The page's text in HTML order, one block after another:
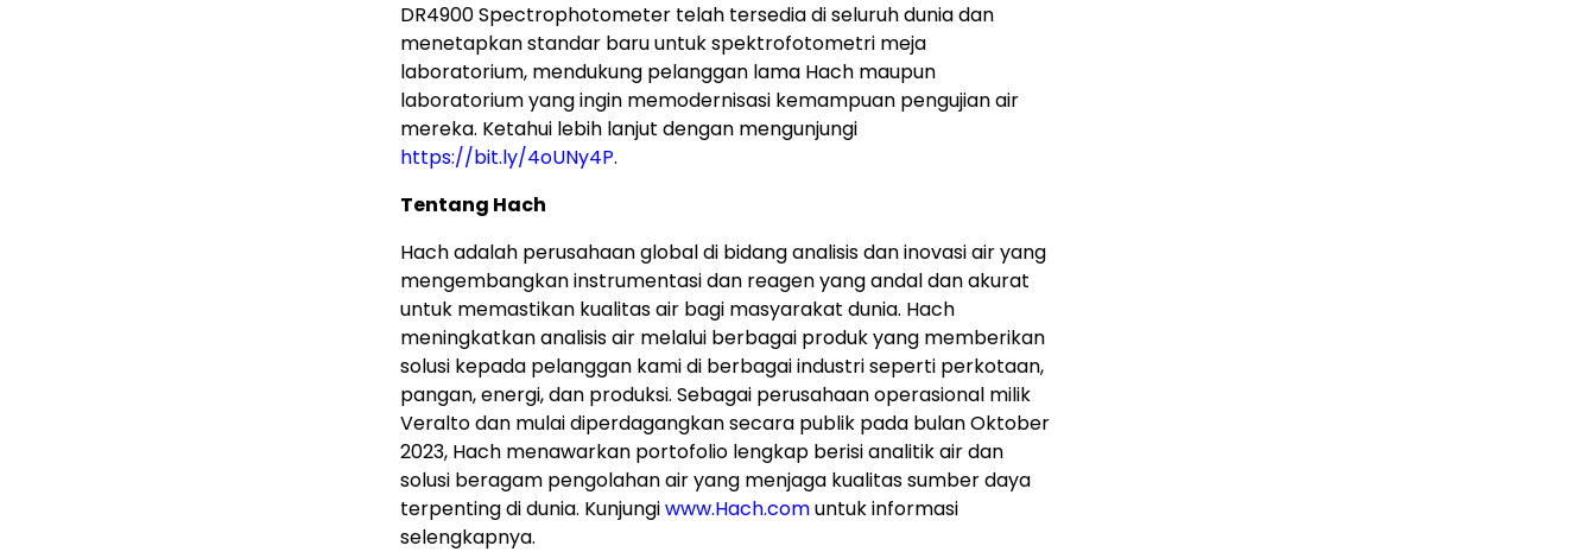
DR4900 Spectrophotometer telah tersedia di seluruh dunia dan
menetapkan standar baru untuk spektrofotometri meja
laboratorium, mendukung pelanggan lama Hach maupun
laboratorium yang ingin memodernisasi kemampuan pengujian air
mereka. Ketahui lebih lanjut dengan mengunjungi
https://bit.ly/4oUNy4P.
Tentang Hach
Hach adalah perusahaan global di bidang analisis dan inovasi air yang
mengembangkan instrumentasi dan reagen yang andal dan akurat
untuk memastikan kualitas air bagi masyarakat dunia. Hach
meningkatkan analisis air melalui berbagai produk yang memberikan
solusi kepada pelanggan kami di berbagai industri seperti perkotaan,
pangan, energi, dan produksi. Sebagai perusahaan operasional milik
Veralto dan mulai diperdagangkan secara publik pada bulan Oktober
2023, Hach menawarkan portofolio lengkap berisi analitik air dan
solusi beragam pengolahan air yang menjaga kualitas sumber daya
terpenting di dunia. Kunjungiwww.Hach.comuntuk informasi
selengkapnya.